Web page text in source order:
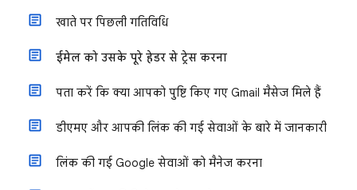
खाते पर पिछली गतिविधि
ईमेल को उसके पूरे हेडर से ट्रेस करना
पता करें कि क्या आपको पुष्टि किए गए Gmail मैसेज मिले हैं
डीएमए और आपकी लिंक की गई सेवाओं के बारे में जानकारी
लिंक की गई Google सेवाओं को मैनेज करना